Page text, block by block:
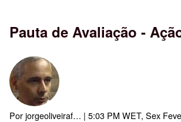
Pauta de Avaliação -
Porjorgeoliveiraf… | 5:03 PM WET, Sex